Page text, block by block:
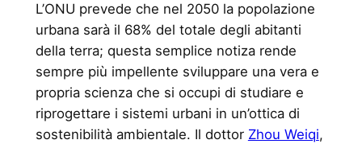
L’ONU prevede che nel 2050 la popolazione
urbana sarà il 68% del totale degli abitanti
della terra; questa semplice notiza rende
sempre più impellente sviluppare una vera e
propria scienza che si occupi di studiare e
riprogettare i sistemi urbani in un’ottica di
sostenibilità ambientale. Il dottor Zhou Weiqi,